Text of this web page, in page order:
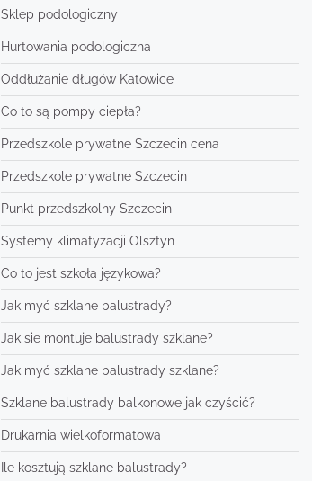
Sklep podologiczny
Hurtowania podologiczna
Oddłużanie długów Katowice
Co to są pompy ciepła?
Przedszkole prywatne Szczecin cena
Przedszkole prywatne Szczecin
Punkt przedszkolny Szczecin
Systemy klimatyzacji Olsztyn
Co to jest szkoła językowa?
Jak myć szklane balustrady?
Jak sie montuje balustrady szklane?
Jak myć szklane balustrady szklane?
Szklane balustrady balkonowe jak czyścić?
Drukarnia wielkoformatowa
Ile kosztują szklane balustrady?